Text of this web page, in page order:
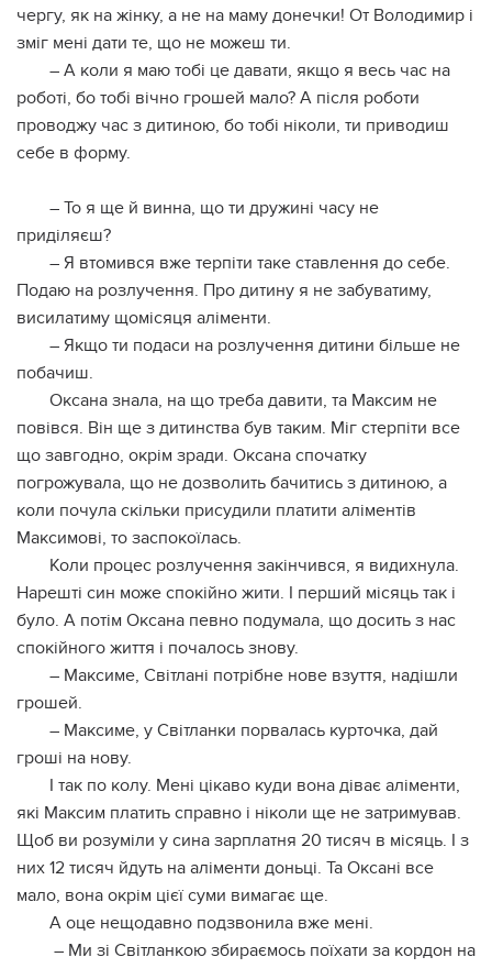
чергу, як на жінку, а не на маму донечки! От Володимир і
зміг мені дати те, що не можеш ти.
– А коли я маю тобі це давати, якщо я весь час на
роботі, бо тобі вічно грошей мало? А після роботи
проводжу час з дитиною, бо тобі ніколи, ти приводиш
себе в форму.
– То я ще й винна, що ти дружині часу не
приділяєш?
– Я втомився вже терпіти таке ставлення до себе.
Подаю на розлучення. Про дитину я не забуватиму,
висилатиму щомісяця аліменти.
– Якщо ти подаси на розлучення дитини більше не
побачиш.
Оксана знала, на що треба давити, та Максим не
повівся. Він ще з дитинства був таким. Міг стерпіти все
що завгодно, окрім зради. Оксана спочатку
погрожувала, що не дозволить бачитись з дитиною, а
коли почула скільки присудили платити аліментів
Максимові, то заспокоїлась.
Коли процес розлучення закінчився, я видихнула.
Нарешті син може спокійно жити. І перший місяць так і
було. А потім Оксана певно подумала, що досить з нас
спокійного життя і почалось знову.
– Максиме, Світлані потрібне нове взуття, надішли
грошей.
– Максиме, у Світланки порвалась курточка, дай
гроші на нову.
І так по колу. Мені цікаво куди вона діває аліменти,
які Максим платить справно і ніколи ще не затримував.
Щоб ви розуміли у сина зарплатня 20 тисяч в місяць. І з
них 12 тисяч йдуть на аліменти доньці. Та Оксані все
мало, вона окрім цієї суми вимагає ще.
А оце нещодавно подзвонила вже мені.
– Ми зі Світланкою збираємось поїхати за кордон на